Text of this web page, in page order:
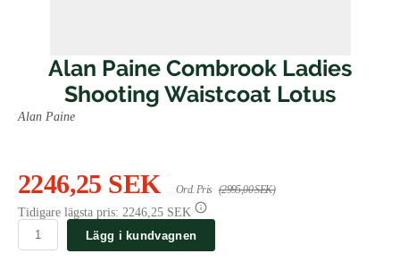
Alan Paine Combrook Ladies
Shooting Waistcoat Lotus
Alan Paine
2246,25 SEK Ord. Pris (2995,00 SEK)
Tidigare lägsta pris: 2246,25 SEK
Lägg i kundvagnen